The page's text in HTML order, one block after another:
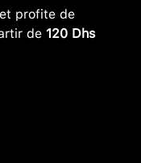
profite de
de 120 Dhs